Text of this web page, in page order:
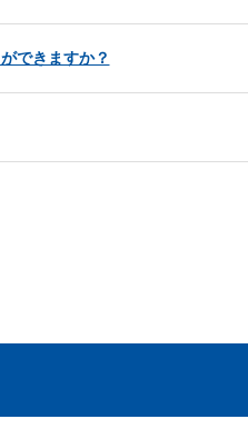
できますか？